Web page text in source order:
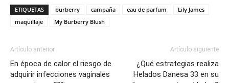
ETIQUETAS burberry campaña eau de parfum
Lily James
maquillaje
My Burberry Blush
Artículo anterior
En época de calor el riesgo de
adquirir infecciones vaginales
Artículo siguiente
¿Qué estrategias realiza
Helados Danesa 33 en su